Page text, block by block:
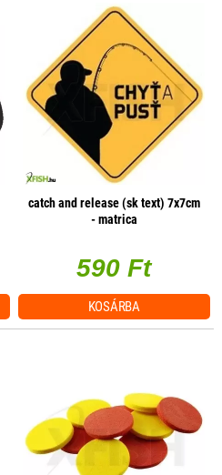
catch and release (sk text) 7x7cm
- matrica
590 Ft
KOSÁRBA